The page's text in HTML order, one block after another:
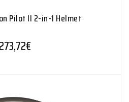
Pilot II 2-in-1 Helmet
273,72€